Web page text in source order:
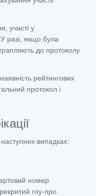
участі у
разі, якщо була
до протоколу
рейтингових
протокол і
випадках:
номер
гоу-про